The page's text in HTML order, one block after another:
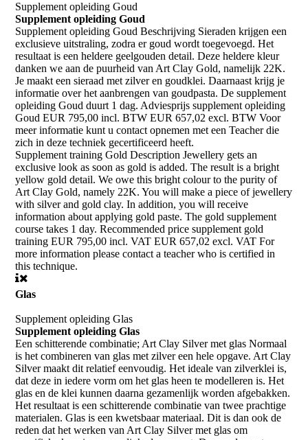
Supplement opleiding Goud
Supplement opleiding Goud
Supplement opleiding GoudBeschrijving Sieraden krijgen een
exclusieve uitstraling, zodra er goud wordt toegevoegd. Het
resultaat is een heldere geelgouden detail. Deze heldere kleur
danken we aan de puurheid van Art Clay Gold, namelijk 22K.
Je maakt een sieraad met zilver en goudklei. Daarnaast krijg je
informatie over het aanbrengen van goudpasta. De supplement
opleiding Goud duurt 1 dag. Adviesprijs supplement opleiding
Goud EUR 795,00 incl. BTW EUR 657,02 excl. BTW Voor
meer informatie kunt u contact opnemen met een Teacher die
zich in deze techniek gecertificeerd heeft.
Supplement training GoldDescription Jewellery gets an
exclusive look as soon as gold is added. The result is a bright
yellow gold detail. We owe this bright colour to the purity of
Art Clay Gold, namely 22K. You will make a piece of jewellery
with silver and gold clay. In addition, you will receive
information about applying gold paste. The gold supplement
course takes 1 day. Recommended price supplement gold
training EUR 795,00 incl. VAT EUR 657,02 excl. VAT For
more information please contact a teacher who is certified in
this technique.
Glas
Supplement opleiding Glas
Supplement opleiding Glas
Een schitterende combinatie; Art Clay Silver met glas Normaal
is het combineren van glas met zilver een hele opgave. Art Clay
Silver maakt dit relatief eenvoudig. Het ideale van zilverklei is,
dat deze in iedere vorm om het glas heen te modelleren is. Het
glas en de klei kunnen daarna gezamenlijk worden afgebakken.
Het resultaat is een schitterende combinatie van twee prachtige
materialen. Glas is een kwetsbaar materiaal. Dit is dan ook de
reden dat het werken van Art Clay Silver met glas om